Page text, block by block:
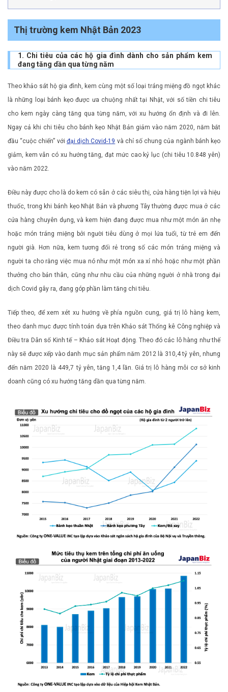
Thị trường kem Nhật Bản 2023
1. Chi tiêu của các hộ gia đình dành cho sản phẩm kem
đang tăng dần qua từng năm
Theo khảo sát hộ gia đình, kem cùng một số loại tráng miệng đồ ngọt khác
là những loại bánh kẹo được ưa chuộng nhất tại Nhật, với số tiền chi tiêu
cho kem ngày càng tăng qua từng năm, với xu hướng ổn định và đi lên.
Ngay cả khi chi tiêu cho bánh kẹo Nhật Bản giảm vào năm 2020, năm bắt
đầu “cuộc chiến” với đại dịch Covid-19 và chỉ số chung của ngành bánh kẹo
giảm, kem vẫn có xu hướng tăng, đạt mức cao kỷ lục (chi tiêu 10.848 yên)
vào năm 2022.
Điều này được cho là do kem có sẵn ở các siêu thị, cửa hàng tiện lợi và hiệu
thuốc, trong khi bánh kẹo Nhật Bản và phương Tây thường được mua ở các
cửa hàng chuyên dụng, và kem hiện đang được mua như một món ăn nhẹ
hoặc món tráng miệng bởi người tiêu dùng ở mọi lứa tuổi, từ trẻ em đến
người già. Hơn nữa, kem tương đối rẻ trong số các món tráng miệng và
người ta cho rằng việc mua nó như một món xa xỉ nhỏ hoặc như một phần
thưởng cho bản thân, cũng như nhu cầu của những người ở nhà trong đại
dịch Covid gây ra, đang góp phần làm tăng chi tiêu.
Tiếp theo, để xem xét xu hướng về phía nguồn cung, giá trị lô hàng kem,
theo danh mục được tính toán dựa trên Khảo sát Thống kê Công nghiệp và
Điều tra Dân số Kinh tế – Khảo sát Hoạt động. Theo đó các lô hàng như thế
này sẽ được xếp vào danh mục sản phẩm năm 2012 là 310,4 tỷ yên, nhưng
đến năm 2020 là 449,7 tỷ yên, tăng 1,4 lần. Giá trị lô hàng mỗi cơ sở kinh
doanh cũng có xu hướng tăng dần qua từng năm.